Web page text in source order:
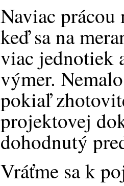
Naviac prácou
keď sa na
viac jednotiek
výmer.
pokiaľ
projektovej
dohodnutý
Vráťme sa k